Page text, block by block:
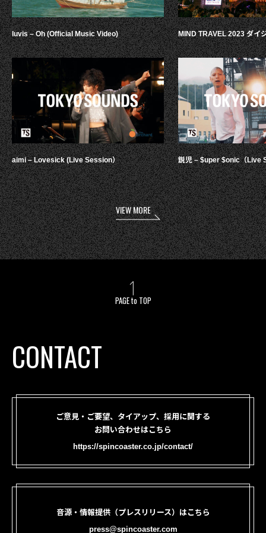
luvis – Oh (Official Music Video)
aimi – Lovesick (Live Session）
MIND TRAVEL 2023 ダイ
鋭児 – $uper $onic（Live
VIEW MORE
PAGE to TOP
CONTACT
ご意見・ご要望、タイアップ、採用に関する
お問い合わせはこちら
https://spincoaster.co.jp/contact/
音源・情報提供（プレスリリース）はこちら
press@spincoaster.com